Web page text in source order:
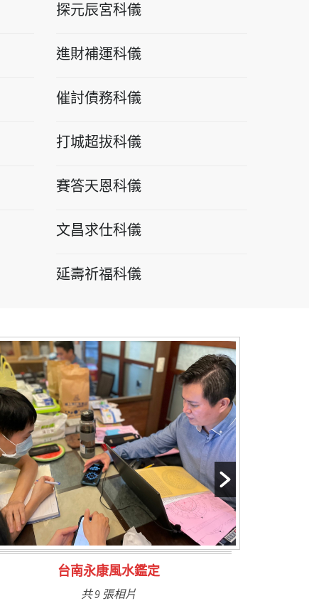
探元辰宮科儀
進財補運科儀
催討債務科儀
打城超拔科儀
賽答天恩科儀
文昌求仕科儀
延壽祈福科儀
高雄豪宅風水鑑定規畫
共 14 張相片